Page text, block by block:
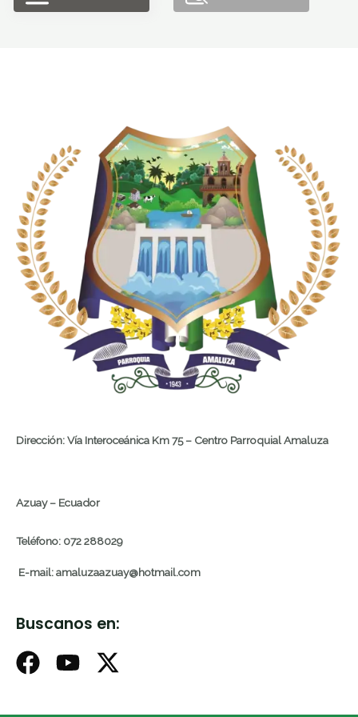
Dirección: Vía Interoceánica Km 75 – Centro Parroquial Amaluza
Azuay – Ecuador
Teléfono: 072 288029
E-mail: amaluzaazuay@hotmail.com
Buscanos en: